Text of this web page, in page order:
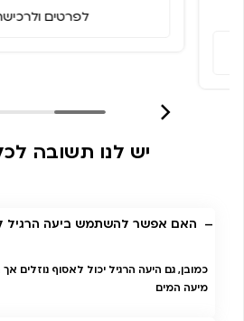
לפרטים
יש לנו תשובה
האם אפשר להשתמש ביעה הרגיל
כמובן, גם היעה הרגיל יכול לאסוף נוזלים
מיעה המים